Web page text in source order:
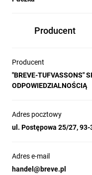
Producent
Producent
"BREVE-TUFVASSONS"
ODPOWIEDZIALNOŚCIĄ
Adres pocztowy
ul. Postępowa 25/27, 93-
Adres e-mail
handel@breve.pl